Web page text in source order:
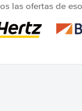
las ofertas de